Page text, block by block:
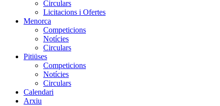
Circulars
Licitacions i Ofertes
Menorca
Competicions
Notícies
Circulars
Pitiüses
Competicions
Notícies
Circulars
Calendari
Arxiu